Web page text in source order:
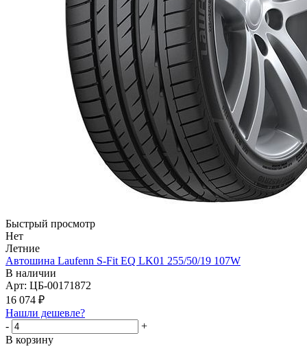
Быстрый просмотр
Нет
Летние
Автошина Laufenn S-Fit EQ LK01 255/50/19 107W
В наличии
Арт: ЦБ-00171872
16 074 ₽
Нашли дешевле?
-
+
В корзину